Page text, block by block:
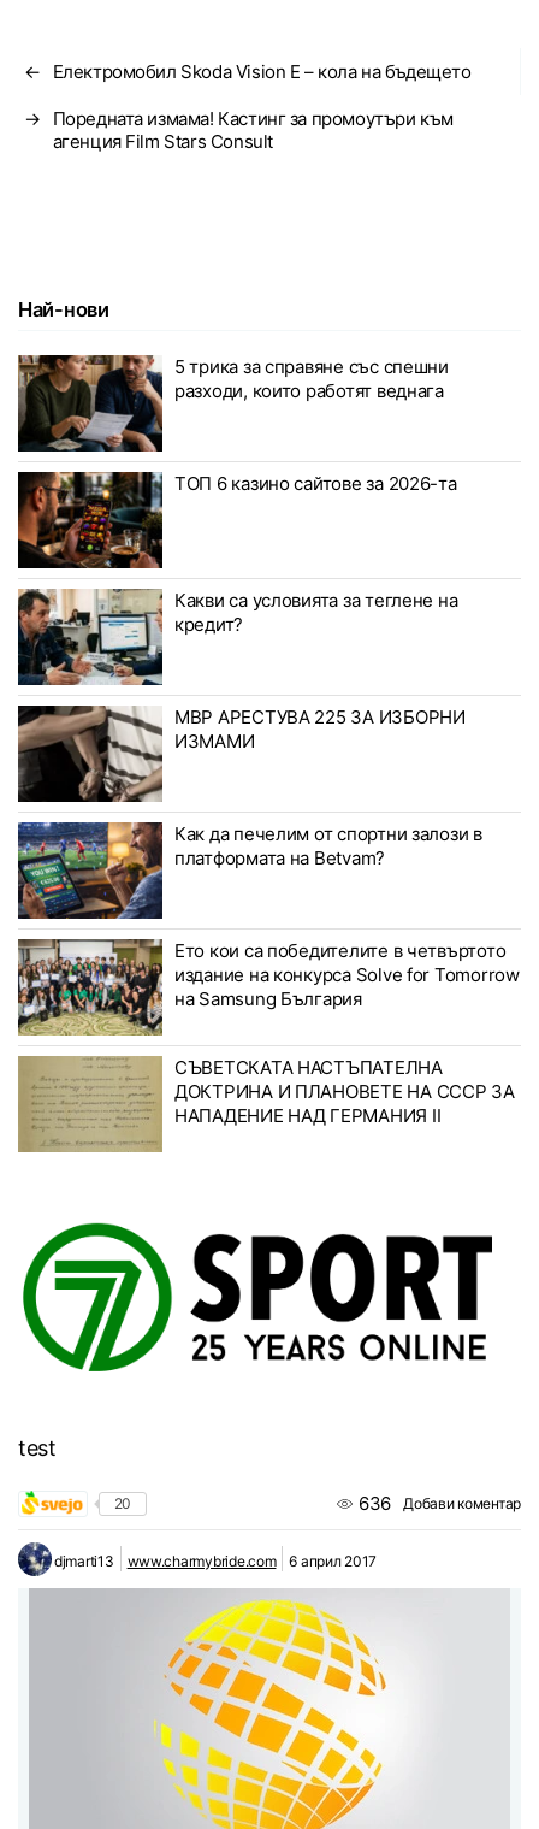
← Електромобил Skoda Vision E – кола на бъдещето
→
Поредната измама! Кастинг за промоутъри към
агенция Film Stars Consult
Най-нови
5 трика за справяне със спешни
разходи, които работят веднага
ТОП 6 казино сайтове за 2026-та
Какви са условията за теглене на
кредит?
МВР АРЕСТУВА 225 ЗА ИЗБОРНИ
ИЗМАМИ
Как да печелим от спортни залози в
платформата на Betvam?
Ето кои са победителите в четвъртото
издание на конкурса Solve for Tomorrow
на Samsung България
СЪВЕТСКАТА НАСТЪПАТЕЛНА
ДОКТРИНА И ПЛАНОВЕТЕ НА СССР ЗА
НАПАДЕНИЕ НАД ГЕРМАНИЯ II
test
20 636 Добави коментар
djmarti13 www.charmybride.com 6 април 2017